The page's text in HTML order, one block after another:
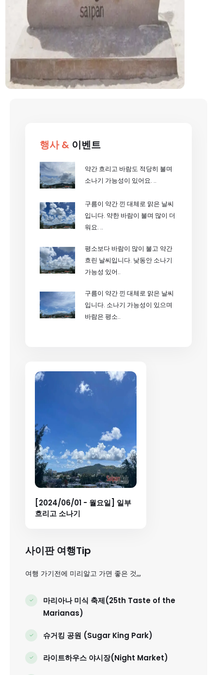
행사 & 이벤트
약간 흐리고 바람도 적당히 불며
소나기 가능성이 있어요. ..
구름이 약간 낀 대체로 맑은 날씨
입니다. 약한 바람이 불며 많이 더
워요. ..
평소보다 바람이 많이 불고 약간
흐린 날씨입니다. 낮동안 소나기
가능성 있어..
구름이 약간 낀 대체로 맑은 날씨
입니다. 소나기 가능성이 있으며
바람은 평소..
[2024/06/01 - 월요일] 일부
흐리고 소나기
사이판 여행Tip
여행 가기전에 미리알고 가면 좋은 것,,,
마리아나 미식 축제(25th Taste of the
Marianas)
슈거킹 공원 (Sugar King Park)
라이트하우스 야시장(Night Market)